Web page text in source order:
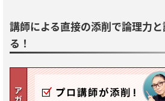
講師による直接の添削で論理力
る！